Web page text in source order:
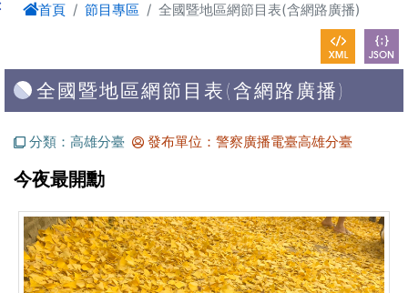
首頁 節目專區 全國暨地區網節目表(含網路廣播)
全國暨地區網節目表(含網路廣播)
分類：高雄分臺 發布單位：警察廣播電臺高雄分臺
今夜最開勳